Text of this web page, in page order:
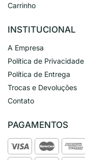
Carrinho
INSTITUCIONAL
A Empresa
Política de Privacidade
Política de Entrega
Trocas e Devoluções
Contato
PAGAMENTOS